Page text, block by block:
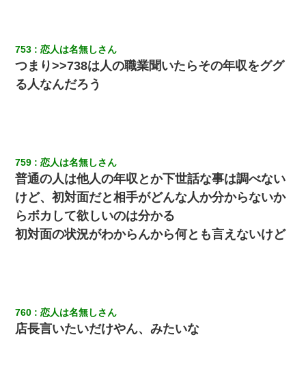
753 恋人は名無しさん
つまり>>738は人の職業聞いたらその年収をググ
る人なんだろう
759 恋人は名無しさん
普通の人は他人の年収とか下世話な事は調べない
けど、初対面だと相手がどんな人か分からないか
らボカして欲しいのは分かる
初対面の状況がわからんから何とも言えないけど
760 恋人は名無しさん
店長言いたいだけやん、みたいな